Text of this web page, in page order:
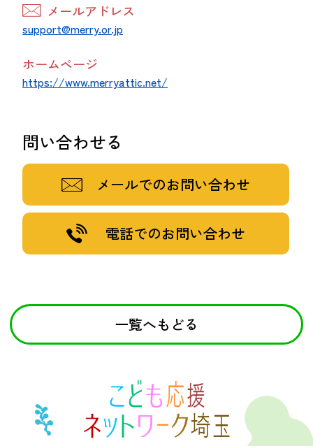
メールアドレス
support@merry.or.jp
ホームページ
https://www.merryattic.net/
問い合わせる
メールでのお問い合わせ
電話でのお問い合わせ
一覧へもどる